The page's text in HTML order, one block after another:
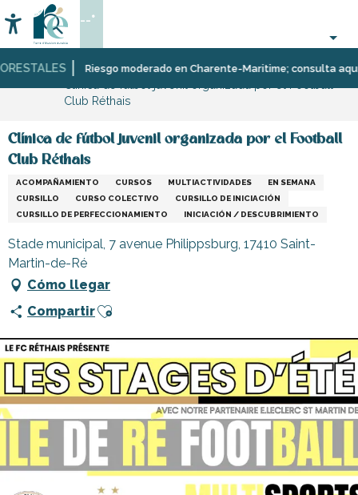
au
contenu
principal
Riesgo moderado en Charente-Maritime; consulta aquí
Accessibilité
Buscar
--°
Página Web
Organización
Ocio
Club Réthais
Clínica de fútbol juvenil organizada por el Football
Club Réthais
ACOMPAÑAMIENTO CURSOS MULTIACTIVIDADES
EN SEMANA
CURSILLO
CURSO COLECTIVO
CURSILLO DE INICIACIÓN
CURSILLO DE PERFECCIONAMIENTO
INICIACIÓN / DESCUBRIMIENTO
Stade municipal, 7 avenue Philippsburg, 17410 Saint-
Martin-de-Ré
Cómo llegar
CompartirAjouter aux favoris